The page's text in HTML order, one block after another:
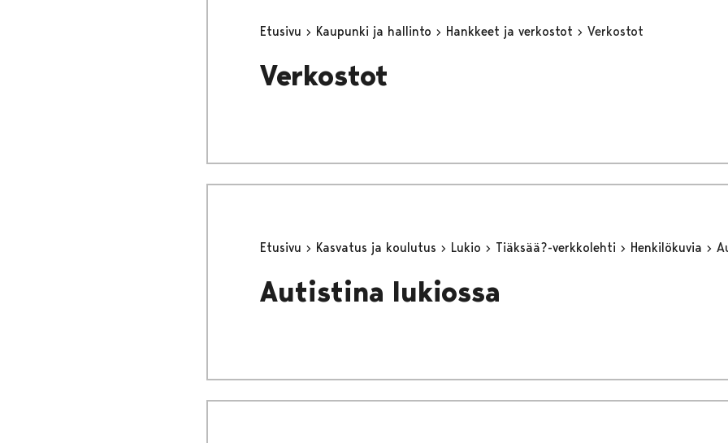
Etusivu Kaupunki ja hallinto Hankkeet ja verkostot Verkostot
Verkostot
Etusivu Kasvatus ja koulutus Lukio Tiäksää?-verkkolehti Henkilökuvia
Autistina lukiossa